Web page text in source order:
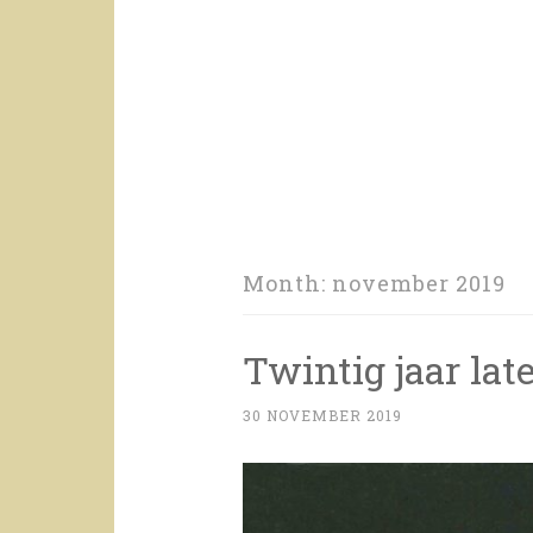
Month: november 2019
Twintig jaar
30 NOVEMBER 2019